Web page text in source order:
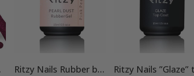
Ritzy Nails Rubber base ”Pink Pearl” pohjageeli, 15 ml